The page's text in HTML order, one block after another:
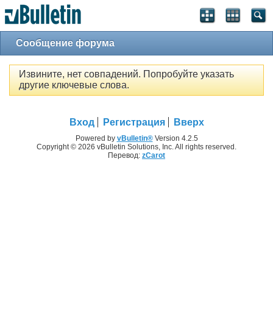
Сообщение форума
Извините, нет совпадений. Попробуйте указать
другие ключевые слова.
Вход Регистрация Вверх
Powered by vBulletin®Version 4.2.5
Copyright © 2026 vBulletin Solutions, Inc. All rights reserved.
Перевод: zCarot